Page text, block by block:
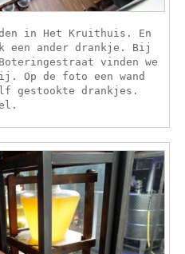
in Het Kruithuis. En
een ander drankje. Bij
vinden we
Op de foto een wand
gestookte drankjes.